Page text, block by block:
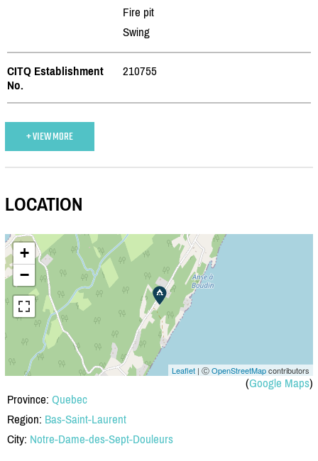
Fire pit
Swing
CITQ Establishment
No.
210755
+ VIEW MORE
LOCATION
+
−
Leaflet | ⒸOpenStreetMapcontributors
(Google Maps)
Province: Quebec
Region: Bas-Saint-Laurent
City: Notre-Dame-des-Sept-Douleurs